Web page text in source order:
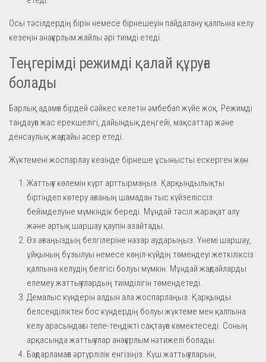
Осы тәсілдердің бірін немесе бірнешеуін пайдалану қалпына келу
кезеңін анағұрлым жайлы әрі тиімді етеді.
Теңгерімді режимді қалай құруға
болады
Барлық адамға бірдей сәйкес келетін әмбебап жүйе жоқ. Режимді
таңдауға жас ерекшелігі, дайындық деңгейі, мақсаттар және
денсаулық жағдайы әсер етеді.
Жүктемені жоспарлау кезінде бірнеше ұсынысты ескерген жөн.
Жаттығу көлемін күрт арттырмаңыз. Қарқындылықты
біртіндеп көтеру ағзаның шамадан тыс күйзеліссіз
бейімделуіне мүмкіндік береді. Мұндай тәсіл жарақат алу
және артық шаршау қаупін азайтады.
Өз ағзаңыздың белгілеріне назар аударыңыз. Үнемі шаршау,
ұйқының бұзылуы немесе көңіл-күйдің төмендеуі жеткіліксіз
қалпына келудің белгісі болуы мүмкін. Мұндай жағдайларды
елемеу жаттығулардың тиімділігін төмендетеді.
Демалыс күндерін алдын ала жоспарлаңыз. Қарқынды
белсенділіктен бос күндердің болуы жүктеме мен қалпына
келу арасындағы тепе-теңдікті сақтауға көмектеседі. Соның
арқасында жаттығулар анағұрлым нәтижелі болады.
Бағдарламаға әртүрлілік енгізіңіз. Күш жаттығуларын,